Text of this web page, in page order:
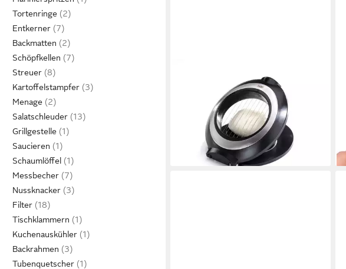
Tortenringe
Entkerner
Backmatten
Schöpfkellen
Streuer
Kartoffelstampfer
Menage
Salatschleuder
Grillgestelle
Saucieren
Schaumlöffel
Messbecher
Nussknacker
Filter
Tischklammern
Kuchenauskühler
Backrahmen
Tubenquetscher
Mozzarellaschneider
Mozzarellaschneider TOSCANA
Eierschneider Kartoffe
17,95 €
lieferbar - in 3-4 Werktagen bei dir